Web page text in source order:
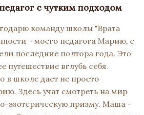
с чутким подходом
команду школы "Врата
- моего педагога Марию, с
последние полтора года. Это
путешествие вглубь себя.
в школе дает не просто
Здесь учат смотреть на мир
эзотерическую призму. Маша -